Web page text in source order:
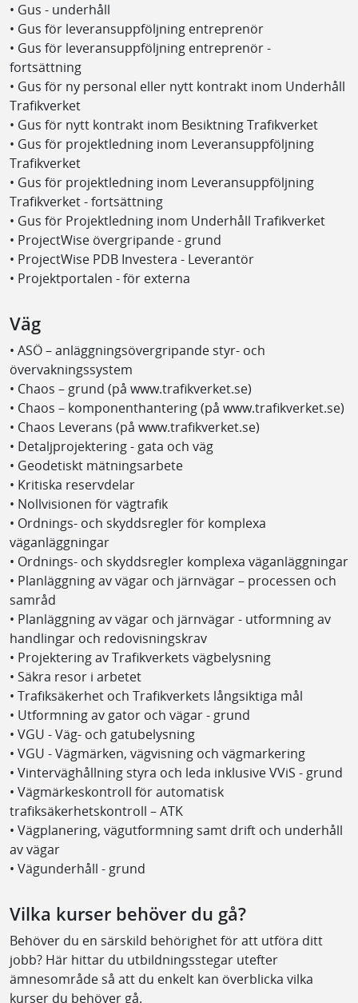
• Gus - underhåll
• Gus för leveransuppföljning entreprenör
• Gus för leveransuppföljning entreprenör -
fortsättning
• Gus för ny personal eller nytt kontrakt inom Underhåll
Trafikverket
• Gus för nytt kontrakt inom Besiktning Trafikverket
• Gus för projektledning inom Leveransuppföljning
Trafikverket
• Gus för projektledning inom Leveransuppföljning
Trafikverket - fortsättning
• Gus för Projektledning inom Underhåll Trafikverket
• ProjectWise övergripande - grund
• ProjectWise PDB Investera - Leverantör
• Projektportalen - för externa
Väg
• ASÖ – anläggningsövergripande styr- och
övervakningssystem
• Chaos – grund (på www.trafikverket.se)
• Chaos – komponenthantering (på www.trafikverket.se)
• Chaos Leverans (på www.trafikverket.se)
• Detaljprojektering - gata och väg
• Geodetiskt mätningsarbete
• Kritiska reservdelar
• Nollvisionen för vägtrafik
• Ordnings- och skyddsregler för komplexa
väganläggningar
• Ordnings- och skyddsregler komplexa väganläggningar
• Planläggning av vägar och järnvägar – processen och
samråd
• Planläggning av vägar och järnvägar - utformning av
handlingar och redovisningskrav
• Projektering av Trafikverkets vägbelysning
• Säkra resor i arbetet
• Trafiksäkerhet och Trafikverkets långsiktiga mål
• Utformning av gator och vägar - grund
• VGU - Väg- och gatubelysning
• VGU - Vägmärken, vägvisning och vägmarkering
• Vinterväghållning styra och leda inklusive VViS - grund
• Vägmärkeskontroll för automatisk
trafiksäkerhetskontroll – ATK
• Vägplanering, vägutformning samt drift och underhåll
av vägar
• Vägunderhåll - grund
Vilka kurser behöver du gå?
Behöver du en särskild behörighet för att utföra ditt
jobb? Här hittar du utbildningsstegar utefter
ämnesområde så att du enkelt kan överblicka vilka
kurser du behöver gå.